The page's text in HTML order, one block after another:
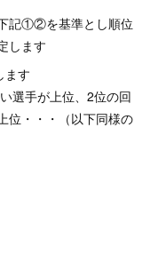
記①②を基準とし順位
します
ます
選手が上位、2位の回
位・・・（以下同様の